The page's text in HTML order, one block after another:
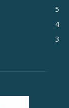
5
4
3